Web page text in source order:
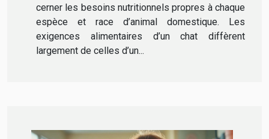
cerner les besoins nutritionnels propres à chaque
espèce et race d’animal domestique. Les
exigences alimentaires d’un chat diffèrent
largement de celles d’un...